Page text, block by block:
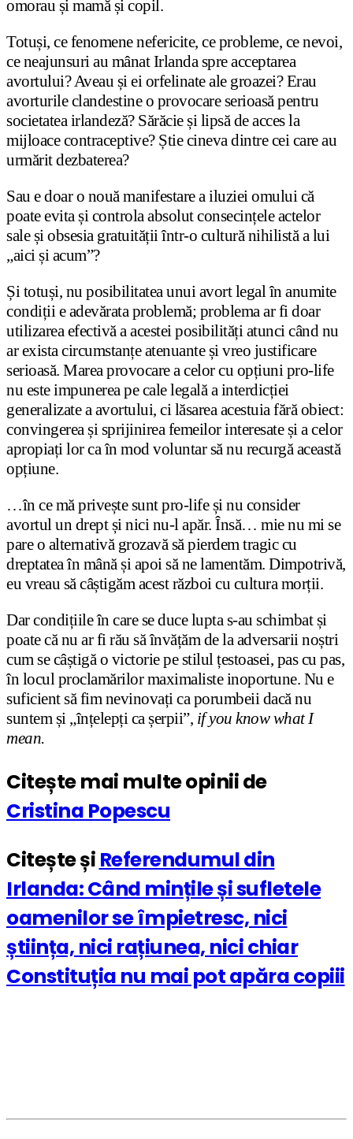
omorau și mamă și copil.
Totuși, ce fenomene nefericite, ce probleme, ce nevoi,
ce neajunsuri au mânat Irlanda spre acceptarea
avortului? Aveau și ei orfelinate ale groazei? Erau
avorturile clandestine o provocare serioasă pentru
societatea irlandeză? Sărăcie și lipsă de acces la
mijloace contraceptive? Știe cineva dintre cei care au
urmărit dezbaterea?
Sau e doar o nouă manifestare a iluziei omului că
poate evita și controla absolut consecințele actelor
sale și obsesia gratuității într-o cultură nihilistă a lui
„aici și acum”?
Și totuși, nu posibilitatea unui avort legal în anumite
condiții e adevărata problemă; problema ar fi doar
utilizarea efectivă a acestei posibilități atunci când nu
ar exista circumstanțe atenuante și vreo justificare
serioasă. Marea provocare a celor cu opțiuni pro-life
nu este impunerea pe cale legală a interdicției
generalizate a avortului, ci lăsarea acestuia fără obiect:
convingerea și sprijinirea femeilor interesate și a celor
apropiați lor ca în mod voluntar să nu recurgă această
opțiune.
…în ce mă privește sunt pro-life și nu consider
avortul un drept și nici nu-l apăr. Însă… mie nu mi se
pare o alternativă grozavă să pierdem tragic cu
dreptatea în mână și apoi să ne lamentăm. Dimpotrivă,
eu vreau să câștigăm acest război cu cultura morții.
Dar condițiile în care se duce lupta s-au schimbat și
poate că nu ar fi rău să învățăm de la adversarii noștri
cum se câștigă o victorie pe stilul țestoasei, pas cu pas,
în locul proclamărilor maximaliste inoportune. Nu e
suficient să fim nevinovați ca porumbeii dacă nu
suntem și „înțelepți ca șerpii”, if you know what I
mean.
Citește mai multe opinii de
Cristina Popescu
Citește și Referendumul din
Irlanda: Când mințile și sufletele
oamenilor se împietresc, nici
știința, nici rațiunea, nici chiar
Constituția nu mai pot apăra copiii